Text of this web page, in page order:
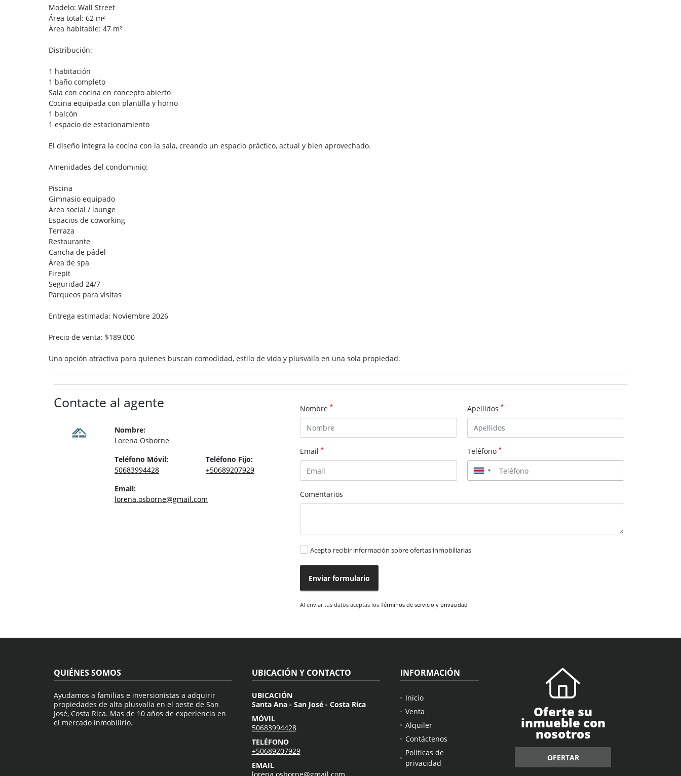
Modelo: Wall Street
Área total: 62 m²
Área habitable: 47 m²
Distribución:
1 habitación
1 baño completo
Sala con cocina en concepto abierto
Cocina equipada con plantilla y horno
1 balcón
1 espacio de estacionamiento
El diseño integra la cocina con la sala, creando un espacio práctico, actual y bien aprovechado.
Amenidades del condominio:
Piscina
Gimnasio equipado
Área social / lounge
Espacios de coworking
Terraza
Restaurante
Cancha de pádel
Área de spa
Firepit
Seguridad 24/7
Parqueos para visitas
Entrega estimada: Noviembre 2026
Precio de venta: $189,000
Una opción atractiva para quienes buscan comodidad, estilo de vida y plusvalía en una sola propiedad.
Contacte al agente
Nombre:
Lorena Osborne
Teléfono Móvil:
50683994428
Teléfono Fijo:
+50689207929
Email:
lorena.osborne@gmail.com
Nombre * Apellidos *
Email * Teléfono *
▼
Comentarios
Acepto recibir información sobre ofertas inmobiliarias
Enviar formulario
Al enviar tus datos aceptas los Términos de servicio y privacidad
QUIÉNES SOMOS
Ayudamos a familias e inversionistas a adquirir
propiedades de alta plusvalía en el oeste de San
José, Costa Rica. Mas de 10 años de experiencia en
el mercado inmobilirio.
UBICACIÓN Y CONTACTO
UBICACIÓN
Santa Ana - San José - Costa Rica
MÓVIL
50683994428
TELÉFONO
+50689207929
EMAIL
INFORMACIÓN
Inicio
Venta
Alquiler
Contáctenos
Políticas de
privacidad
Oferte su
inmueble con
nosotros
OFERTAR